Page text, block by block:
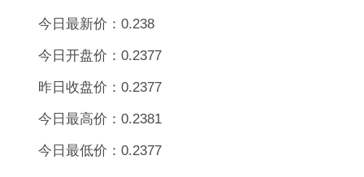
今日最新价：0.238
今日开盘价：0.2377
昨日收盘价：0.2377
今日最高价：0.2381
今日最低价：0.2377